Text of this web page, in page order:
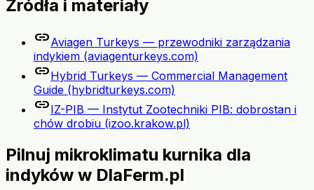
Źródła i materiały
linkAviagen Turkeys — przewodniki zarządzania
indykiem (aviagenturkeys.com)
linkHybrid Turkeys — Commercial Management
Guide (hybridturkeys.com)
linkIZ-PIB — Instytut Zootechniki PIB: dobrostan i
chów drobiu (izoo.krakow.pl)
Pilnuj mikroklimatu kurnika dla
indyków w DlaFerm.pl